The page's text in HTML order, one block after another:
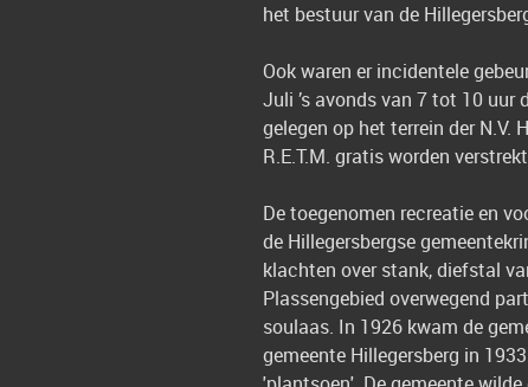
het bestuur van de
Ook waren er incidentele
Juli ’s avonds van 7 tot 10 uur
gelegen op het terrein der N.V.
R.E.T.M. gratis worden
De toegenomen recreatie en
de Hillegersbergse
klachten over stank, diefstal
Plassengebied overwegend
soulaas. In 1926 kwam de
gemeente Hillegersberg in